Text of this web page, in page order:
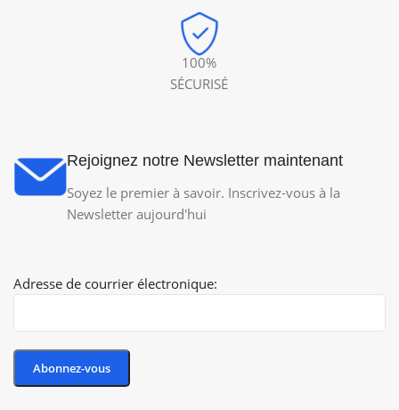
100%
SÉCURISÉ
Rejoignez notre Newsletter maintenant
Soyez le premier à savoir. Inscrivez-vous à la
Newsletter aujourd'hui
Adresse de courrier électronique: